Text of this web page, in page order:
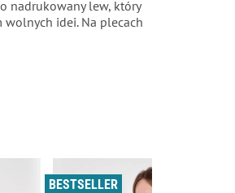
nadrukowany lew, który
wolnych idei. Na plecach
BESTSELLER